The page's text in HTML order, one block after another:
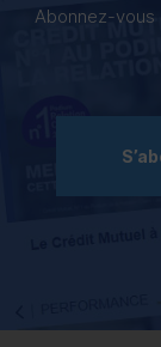
Abonnez-vous